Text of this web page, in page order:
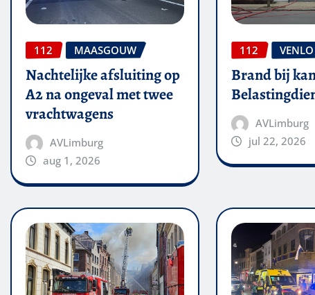
112 MAASGOUW
Nachtelijke afsluiting op
A2 na ongeval met twee
vrachtwagens
AVLimburg
aug 1, 2026
112 VENLO
Brand bij
AVLimburg
jul 22, 2026